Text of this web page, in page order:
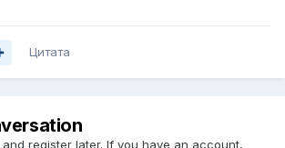
Цитата
register later. If you have an account,